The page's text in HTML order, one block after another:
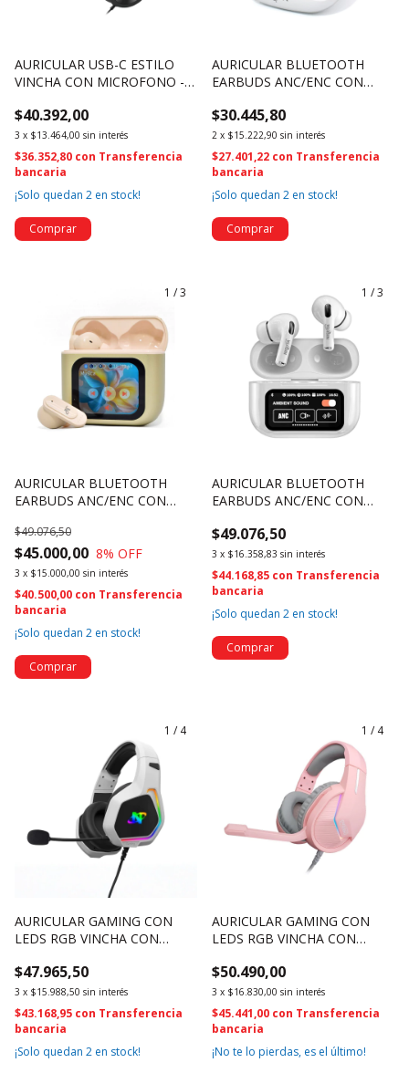
AURICULAR USB-C ESTILO
VINCHA CON MICROFONO -
$40.392,00
3 x $13.464,00 sin interés
$36.352,80 con Transferencia
bancaria
¡Solo quedan 2 en stock!
AURICULAR BLUETOOTH
EARBUDS ANC/ENC CON
NSAUBTWS15 (4706)
$30.445,80
2 x $15.222,90 sin interés
$27.401,22 con Transferencia
bancaria
¡Solo quedan 2 en stock!
1 /3
AURICULAR BLUETOOTH
EARBUDS ANC/ENC CON
NSAUBTWS16P (4705)
$45.000,00
$49.076,50
8% OFF
3 x $15.000,00 sin interés
$40.500,00 con Transferencia
bancaria
¡Solo quedan 2 en stock!
1 /3
AURICULAR BLUETOOTH
EARBUDS ANC/ENC CON
NSAUBTWS14P (4704)
$49.076,50
3 x $16.358,83 sin interés
$44.168,85 con Transferencia
bancaria
¡Solo quedan 2 en stock!
1 / 4
AURICULAR GAMING CON
LEDS RGB VINCHA CON
$47.965,50
3 x $15.988,50 sin interés
$43.168,95 con Transferencia
bancaria
¡Solo quedan 2 en stock!
1 / 4
AURICULAR GAMING CON
LEDS RGB VINCHA CON
OSAUG700P
$50.490,00
3 x $16.830,00 sin interés
$45.441,00 con Transferencia
bancaria
¡No te lo pierdas, es el último!